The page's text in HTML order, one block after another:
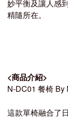
妙平衡及讓人感
精隨所在。
<商品介紹>
N-DC01 餐椅 By
這款單椅融合了